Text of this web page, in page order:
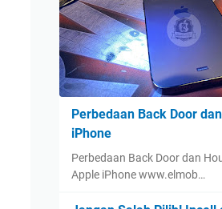
Perbedaan Back Door
iPhone
Perbedaan Back Door dan
Apple iPhone www.elmob…